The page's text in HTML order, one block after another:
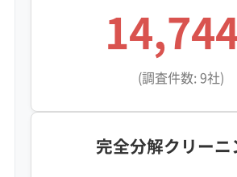
(調査件数: 9社)
完全分解クリーニ